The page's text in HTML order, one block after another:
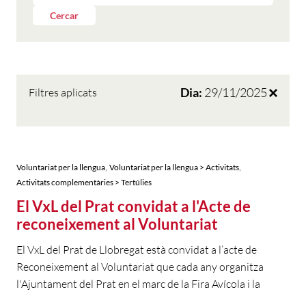
Cercar
Filtres aplicats Dia: 29/11/2025
Voluntariat per la llengua Voluntariat per la llengua > Activitats
Activitats complementàries > Tertúlies
El VxL del Prat convidat a l'Acte de
reconeixement al Voluntariat
El VxL del Prat de Llobregat està convidat a l’acte de
Reconeixement al Voluntariat que cada any organitza
l'Ajuntament del Prat en el marc de la Fira Avícola i la